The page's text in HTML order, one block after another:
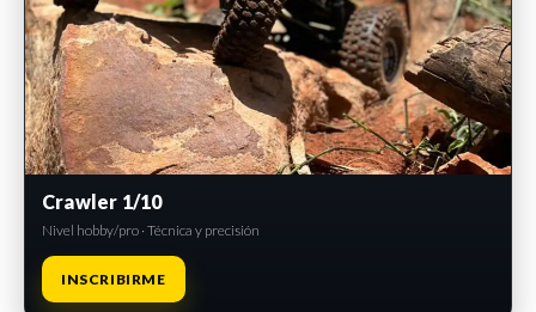
Crawler 1/10
Nivel hobby/pro · Técnica y precisión
INSCRIBIRME